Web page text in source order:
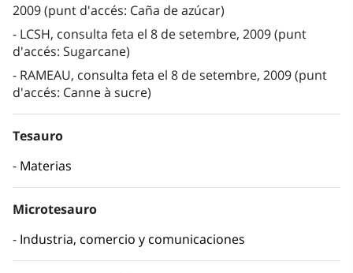
2009 (punt d'accés: Caña de azúcar)
LCSH, consulta feta el 8 de setembre, 2009 (punt
d'accés: Sugarcane)
RAMEAU, consulta feta el 8 de setembre, 2009 (punt
d'accés: Canne à sucre)
Tesauro
Materias
Microtesauro
Industria, comercio y comunicaciones